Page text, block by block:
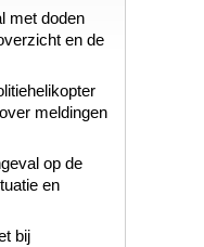
met doden
en de
meldingen
op de
en
bij